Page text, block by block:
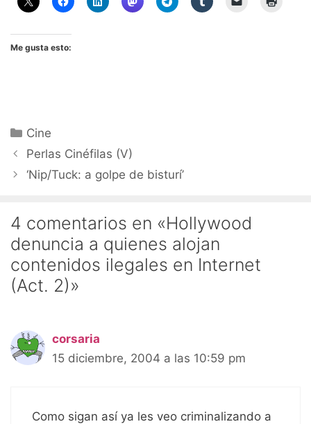
Me gusta esto:
Categorías
Cine
Perlas Cinéfilas (V)
‘Nip/Tuck: a golpe de bisturí’
4 comentarios en «Hollywood
denuncia a quienes alojan
contenidos ilegales en Internet
(Act. 2)»
corsaria
15 diciembre, 2004 a las 10:59 pm
Como sigan así ya les veo criminalizando a